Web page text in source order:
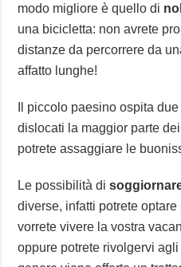
modo migliore è quello di
una bicicletta: non avrete
distanze da percorrere da
affatto lunghe!
Il piccolo paesino ospita
dislocati la maggior parte
potrete assaggiare le
Le possibilità di
diverse, infatti potrete
vorrete vivere la vostra
oppure potrete rivolgervi